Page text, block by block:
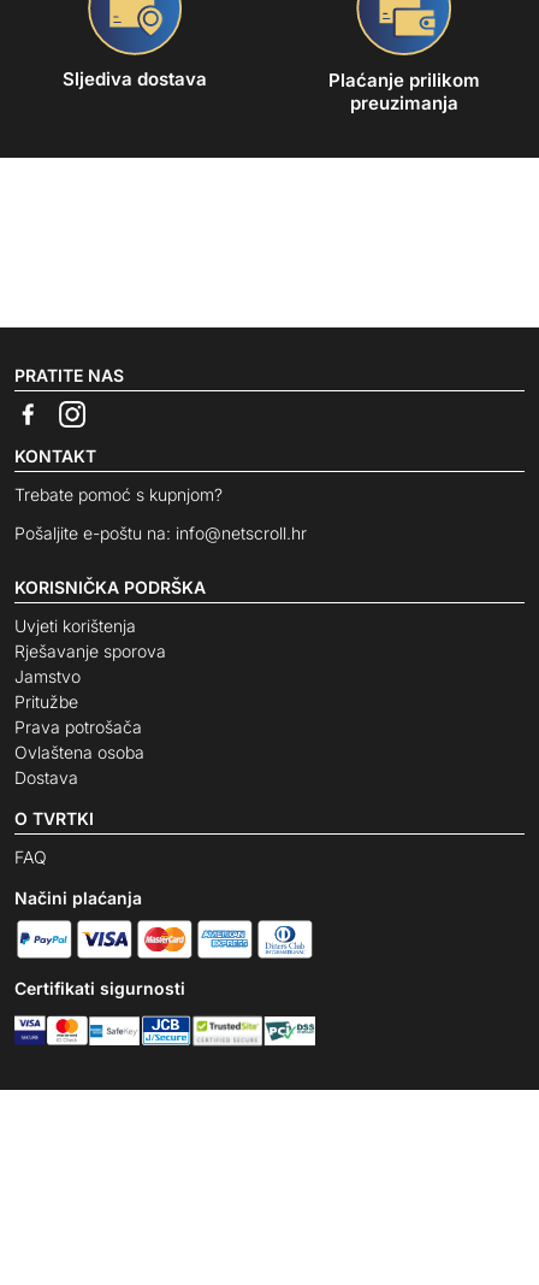
Sljediva dostava
Plaćanje prilikom
preuzimanja
PRATITE NAS
KONTAKT
Trebate pomoć s kupnjom?
Pošaljite e-poštu na: info@netscroll.hr
KORISNIČKA PODRŠKA
Uvjeti korištenja
Rješavanje sporova
Jamstvo
Pritužbe
Prava potrošača
Ovlaštena osoba
Dostava
O TVRTKI
FAQ
Načini plaćanja
Certifikati sigurnosti